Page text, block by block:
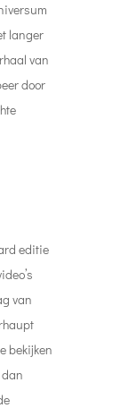
langer
van
door
editie
van
bekijken